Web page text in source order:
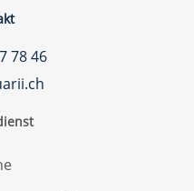
78 46